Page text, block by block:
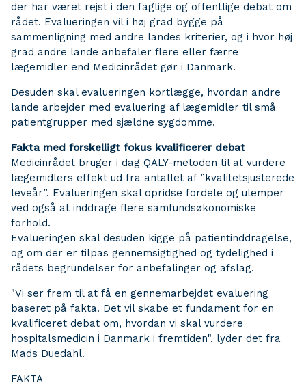
der har været rejst i den faglige og offentlige debat om
rådet. Evalueringen vil i høj grad bygge på
sammenligning med andre landes kriterier, og i hvor høj
grad andre lande anbefaler flere eller færre
lægemidler end Medicinrådet gør i Danmark.
Desuden skal evalueringen kortlægge, hvordan andre
lande arbejder med evaluering af lægemidler til små
patientgrupper med sjældne sygdomme.
Fakta med forskelligt fokus kvalificerer debat
Medicinrådet bruger i dag QALY-metoden til at vurdere
lægemidlers effekt ud fra antallet af ”kvalitetsjusterede
leveår”. Evalueringen skal opridse fordele og ulemper
ved også at inddrage flere samfundsøkonomiske
forhold.
Evalueringen skal desuden kigge på patientinddragelse,
og om der er tilpas gennemsigtighed og tydelighed i
rådets begrundelser for anbefalinger og afslag.
"Vi ser frem til at få en gennemarbejdet evaluering
baseret på fakta. Det vil skabe et fundament for en
kvalificeret debat om, hvordan vi skal vurdere
hospitalsmedicin i Danmark i fremtiden", lyder det fra
Mads Duedahl.
FAKTA